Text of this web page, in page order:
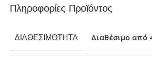
Πληροφορίες Προϊόντος
ΔΙΑΘΕΣΙΜΌΤΗΤΑ Διαθέσιμο από